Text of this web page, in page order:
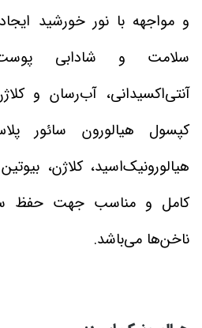
و مواجهه با نور خورشید
سلامت و شادابی
آنتی‌اکسیدانی، آب‌رسان و
کپسول هیالورون سائور
کامل و مناسب جهت حفظ
ناخن‌ها می‌باشد.